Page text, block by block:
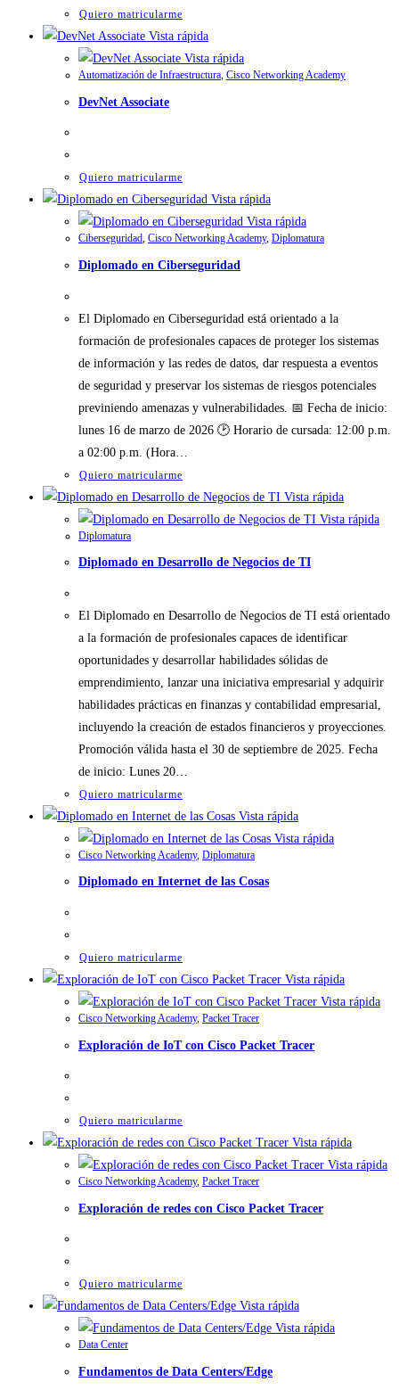
Quiero matricularme
Vista rápida
Vista rápida
Automatización de Infraestructura, Cisco Networking Academy
DevNet Associate
Quiero matricularme
Vista rápida
Vista rápida
Ciberseguridad, Cisco Networking Academy, Diplomatura
Diplomado en Ciberseguridad
El Diplomado en Ciberseguridad está orientado a la
formación de profesionales capaces de proteger los sistemas
de información y las redes de datos, dar respuesta a eventos
de seguridad y preservar los sistemas de riesgos potenciales
previniendo amenazas y vulnerabilidades. 📅 Fecha de inicio:
lunes 16 de marzo de 2026 🕑 Horario de cursada: 12:00 p.m.
a 02:00 p.m. (Hora…
Quiero matricularme
Vista rápida
Vista rápida
Diplomatura
Diplomado en Desarrollo de Negocios de TI
El Diplomado en Desarrollo de Negocios de TI está orientado
a la formación de profesionales capaces de identificar
oportunidades y desarrollar habilidades sólidas de
emprendimiento, lanzar una iniciativa empresarial y adquirir
habilidades prácticas en finanzas y contabilidad empresarial,
incluyendo la creación de estados financieros y proyecciones.
Promoción válida hasta el 30 de septiembre de 2025. Fecha
de inicio: Lunes 20…
Quiero matricularme
Vista rápida
Vista rápida
Cisco Networking Academy, Diplomatura
Diplomado en Internet de las Cosas
Quiero matricularme
Vista rápida
Vista rápida
Cisco Networking Academy, Packet Tracer
Exploración de IoT con Cisco Packet Tracer
Quiero matricularme
Vista rápida
Vista rápida
Cisco Networking Academy, Packet Tracer
Exploración de redes con Cisco Packet Tracer
Quiero matricularme
Vista rápida
Vista rápida
Data Center
Fundamentos de Data Centers/Edge